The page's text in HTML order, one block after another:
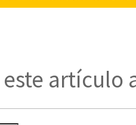
este artículo